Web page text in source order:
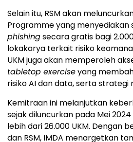
Selain itu, RSM akan
Programme yang menyediakan
phishingsecara gratis bagi
lokakarya terkait risiko
UKM juga akan memperoleh
tabletop exerciseyang
risiko AI dan data, serta strategi
Kemitraan ini melanjutkan
sejak diluncurkan pada Mei
lebih dari 26.000 UKM. Dengan
dan RSM, IMDA menargetkan